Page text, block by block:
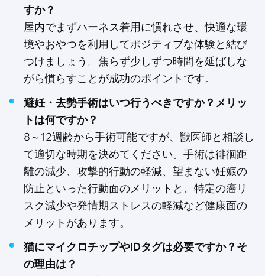
すか？
屋内でまずハーネス着用に慣れさせ、快適な環
境やおやつを利用してポジティブな体験と結び
つけましょう。焦らず少しずつ時間を延ばしな
がら慣らすことが成功のポイントです。
避妊・去勢手術はいつ行うべきですか？メリッ
トは何ですか？
8～12週齢から手術可能ですが、獣医師と相談し
て適切な時期を決めてください。手術は徘徊距
離の減少、攻撃的行動の軽減、望まない妊娠の
防止といった行動面のメリットと、特定の癌リ
スク減少や発情期ストレスの軽減など健康面の
メリットがあります。
猫にマイクロチップやIDタグは必要ですか？そ
の理由は？